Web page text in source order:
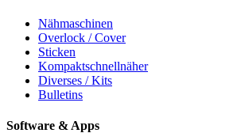
Nähmaschinen
Overlock / Cover
Sticken
Kompaktschnellnäher
Diverses / Kits
Bulletins
Software & Apps